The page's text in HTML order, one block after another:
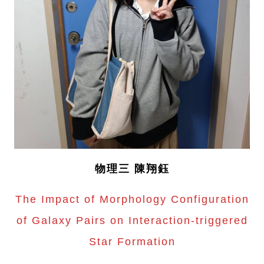
物理三 陳翔鈺
The Impact of Morphology Configuration
of Galaxy Pairs on Interaction-triggered
Star Formation